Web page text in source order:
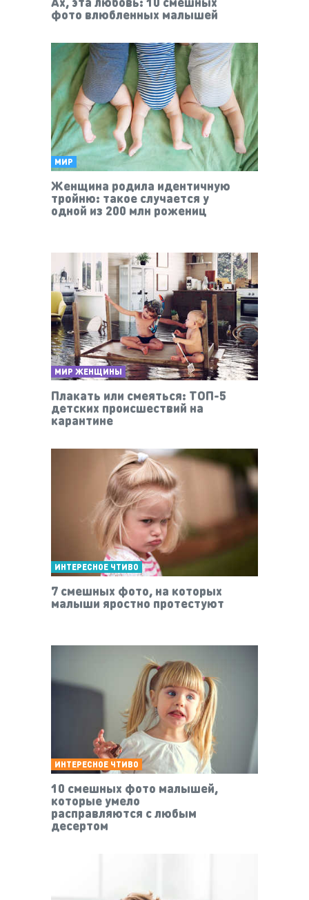
фото влюбленных малышей
МИР
Женщина родила идентичную
тройню: такое случается у
одной из 200 млн рожениц
МИР ЖЕНЩИНЫ
Плакать или смеяться: ТОП-5
детских происшествий на
карантине
ИНТЕРЕСНОЕ ЧТИВО
7 смешных фото, на которых
малыши яростно протестуют
ИНТЕРЕСНОЕ ЧТИВО
10 смешных фото малышей,
которые умело
расправляются с любым
десертом